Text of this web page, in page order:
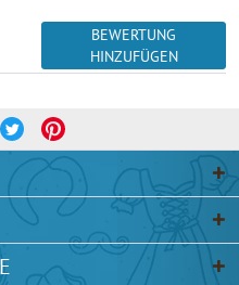
BEWERTUNG
HINZUFÜGEN